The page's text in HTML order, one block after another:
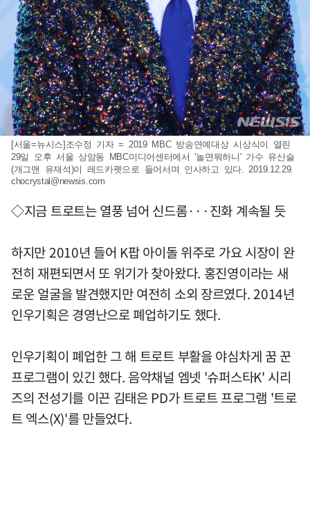
[서울=뉴시스]조수정 기자 = 2019 MBC 방송연예대상 시상식이 열린
29일 오후 서울 상암동 MBC미디어센터에서 '놀면뭐하니' 가수 유산슬
(개그맨 유재석)이 레드카펫으로 들어서며 인사하고 있다. 2019.12.29.
chocrystal@newsis.com
◇지금 트로트는 열풍 넘어 신드롬···진화 계속될 듯
하지만 2010년 들어 K팝 아이돌 위주로 가요 시장이 완
전히 재편되면서 또 위기가 찾아왔다. 홍진영이라는 새
로운 얼굴을 발견했지만 여전히 소외 장르였다. 2014년
인우기획은 경영난으로 폐업하기도 했다.
인우기획이 폐업한 그 해 트로트 부활을 야심차게 꿈 꾼
프로그램이 있긴 했다. 음악채널 엠넷 '슈퍼스타K' 시리
즈의 전성기를 이끈 김태은 PD가 트로트 프로그램 '트로
트 엑스(X)'를 만들었다.